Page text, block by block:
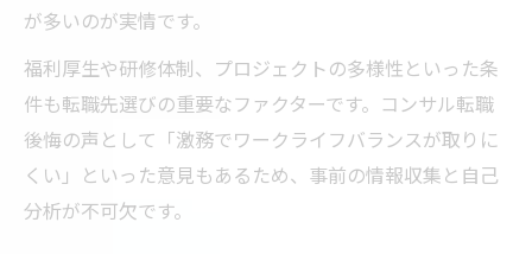
コンサル転職後に後悔しやすい理由と回避
策
転職前に知っておきたいコンサル業界の現
実
コンサル転職後のミスマッチを防ぐ業界分
析
が多いのが実情です。
福利厚生や研修体制、プロジェクトの多様性といった条
件も転職先選びの重要なファクターです。コンサル転職
後悔の声として「激務でワークライフバランスが取りに
くい」といった意見もあるため、事前の情報収集と自己
分析が不可欠です。